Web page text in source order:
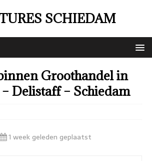
SCHIEDAM
Groothandel in
Delistaff – Schiedam
1 week geleden geplaatst